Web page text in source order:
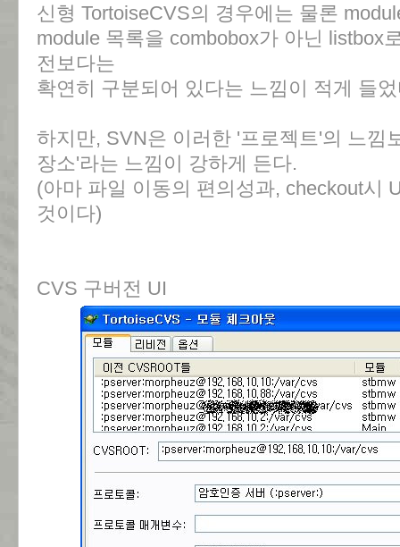
신형 TortoiseCVS의 경우에는 물론
module 목록을 combobox가 아닌 listbox
전보다는
확연히 구분되어 있다는 느낌이 적게 들
하지만, SVN은 이러한 '프로젝트'의 느낌
장소'라는 느낌이 강하게 든다.
(아마 파일 이동의 편의성과, checkout시
것이다)
CVS 구버전 UI